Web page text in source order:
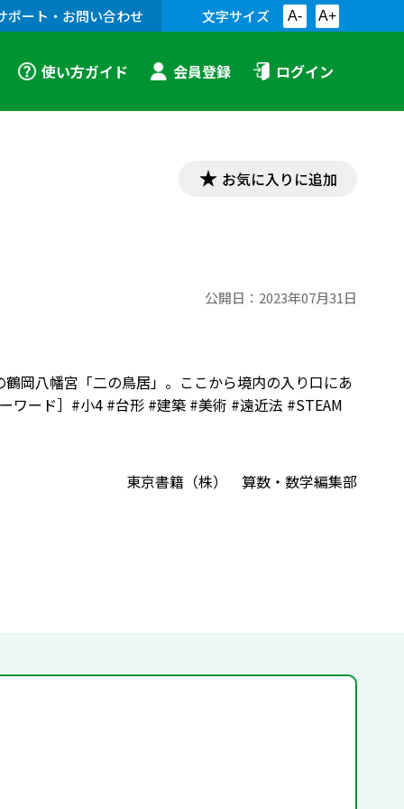
ポート・お問い合わせ 文字サイズ A- A+
使い方ガイド 会員登録 ログイン
お気に入りに追加
公開日： 2023年07月31日
岡八幡宮「二の鳥居」。ここから境内の入り口にあ
ワード］#小4 #台形 #建築 #美術 #遠近法 #STEAM
東京書籍（株） 算数・数学編集部